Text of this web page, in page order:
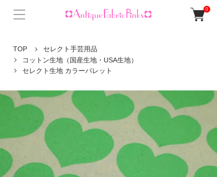
0
TOP
セレクト手芸用品
コットン生地（国産生地・USA生地）
セレクト生地 カラーパレット